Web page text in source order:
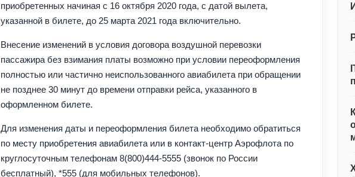
приобретенных начиная с 16 октября 2020 года, с датой вылета,
указанной в билете, до 25 марта 2021 года включительно.
Внесение изменений в условия договора воздушной перевозки
пассажира без взимания платы возможно при условии переоформления
полностью или частично неиспользованного авиабилета при обращении
не позднее 30 минут до времени отправки рейса, указанного в
оформленном билете.
Для изменения даты и переоформления билета необходимо обратиться
по месту приобретения авиабилета или в контакт-центр Аэрофлота по
круглосуточным телефонам 8(800)444-5555 (звонок по России
бесплатный), *555 (для мобильных телефонов).